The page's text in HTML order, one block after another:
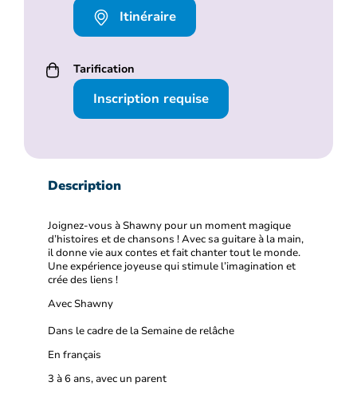
Itinéraire
Tarification
Inscription requise
Description
Joignez-vous à Shawny pour un moment magique
d’histoires et de chansons ! Avec sa guitare à la main,
il donne vie aux contes et fait chanter tout le monde.
Une expérience joyeuse qui stimule l’imagination et
crée des liens !
Avec Shawny
Dans le cadre de la Semaine de relâche
En français
3 à 6 ans, avec un parent